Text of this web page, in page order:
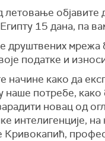
летовање
15 дана, па
мрежа
податке и
начине како да
наше потребе,
новац од
интелигенције,